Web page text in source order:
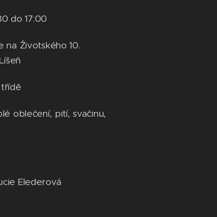
do 17:00
na Životského 10.
třídě
oblečení, pití, svačinu,
Elederová